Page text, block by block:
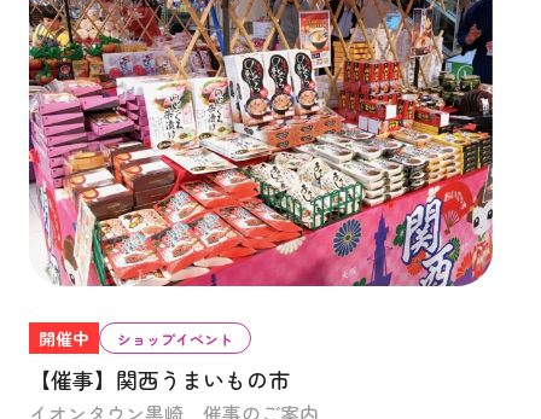
開催中 ショップイベント
【催事】関西うまいもの市
イオンタウン黒崎 催事のご案内